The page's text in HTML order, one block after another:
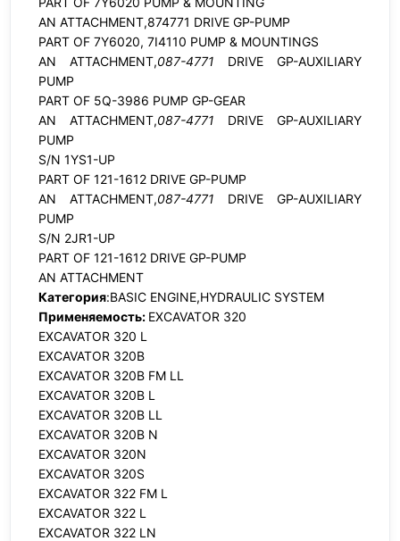
AN ATTACHMENT,874771 DRIVE GP-PUMP
PART OF 7Y6020, 7I4110 PUMP & MOUNTINGS
AN ATTACHMENT,087-4771 DRIVE GP-AUXILIARY
PUMP
PART OF 5Q-3986 PUMP GP-GEAR
AN ATTACHMENT,087-4771 DRIVE GP-AUXILIARY
PUMP
S/N 1YS1-UP
PART OF 121-1612 DRIVE GP-PUMP
AN ATTACHMENT,087-4771 DRIVE GP-AUXILIARY
PUMP
S/N 2JR1-UP
PART OF 121-1612 DRIVE GP-PUMP
AN ATTACHMENT
Категория:BASIC ENGINE,HYDRAULIC SYSTEM
Применяемость: EXCAVATOR 320
EXCAVATOR 320 L
EXCAVATOR 320B
EXCAVATOR 320B FM LL
EXCAVATOR 320B L
EXCAVATOR 320B LL
EXCAVATOR 320B N
EXCAVATOR 320N
EXCAVATOR 320S
EXCAVATOR 322 FM L
EXCAVATOR 322 L
EXCAVATOR 322 LN